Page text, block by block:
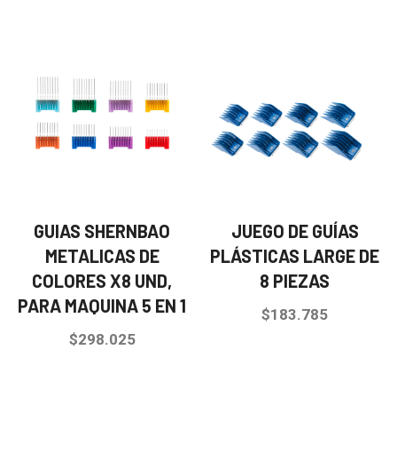
GUIAS SHERNBAO
METALICAS DE
COLORES X8 UND,
PARA MAQUINA 5 EN 1
$298.025
JUEGO DE GUÍAS
PLÁSTICAS LARGE DE
8 PIEZAS
$183.785